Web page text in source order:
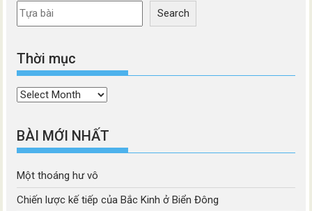
Search
Thời mục
Thời
BÀI MỚI NHẤT
Một thoáng hư vô
Chiến lược kế tiếp của Bắc Kinh ở Biển Đông